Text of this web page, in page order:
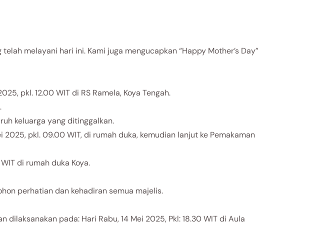
melayani hari ini. Kami juga mengucapkan “Happy Mother’s Day”
pkl. 12.00 WIT di RS Ramela, Koya Tengah.
keluarga yang ditinggalkan.
pkl. 09.00 WIT, di rumah duka, kemudian lanjut ke Pemakaman
di rumah duka Koya.
perhatian dan kehadiran semua majelis.
pada: Hari Rabu, 14 Mei 2025, Pkl: 18.30 WIT di Aula